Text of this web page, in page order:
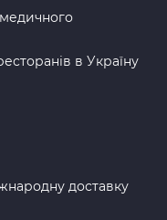
медичного
в Україну
доставку